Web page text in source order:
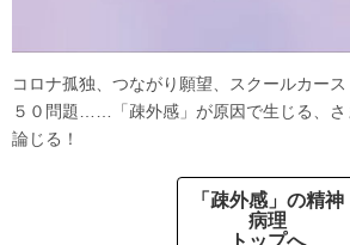
コロナ孤独、つながり願望、スクールカー
５０問題……「疎外感」が原因で生じる、さ
論じる！
「疎外感」の精神
病理
トップへ